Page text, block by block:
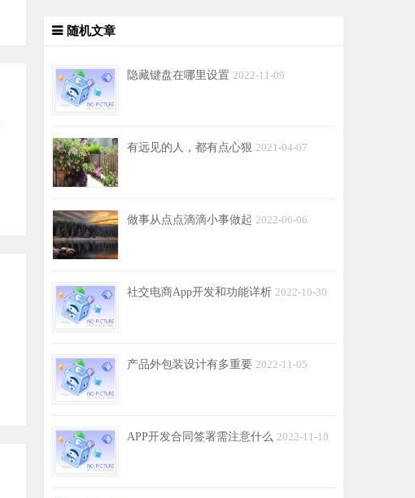
随机文章
隐藏键盘在哪里设置 2022-11-09
有远见的人，都有点心狠 2021-04-07
做事从点点滴滴小事做起 2022-06-06
社交电商App开发和功能详析 2022-10-30
产品外包装设计有多重要 2022-11-05
APP开发合同签署需注意什么 2022-11-10